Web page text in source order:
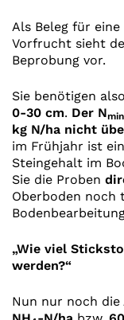
Als Beleg für
Vorfrucht sieht
Beprobung vor.
Sie benötigen
0-30 cm. Der Nmin
kg N/ha nicht
im Frühjahr ist
Steingehalt im
Sie die Proben
Oberboden noch
„Wie viel
werden?“
Nun nur noch die